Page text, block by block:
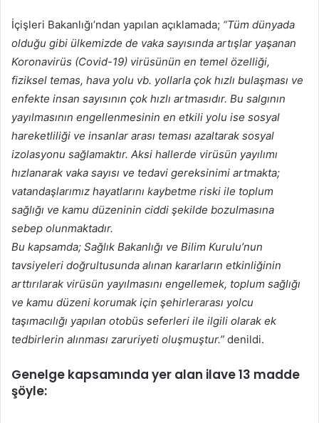
İçişleri Bakanlığı’ndan yapılan açıklamada; “Tüm dünyada
olduğu gibi ülkemizde de vaka sayısında artışlar yaşanan
Koronavirüs (Covid-19) virüsünün en temel özelliği,
fiziksel temas, hava yolu vb. yollarla çok hızlı bulaşması ve
enfekte insan sayısının çok hızlı artmasıdır. Bu salgının
yayılmasının engellenmesinin en etkili yolu ise sosyal
hareketliliği ve insanlar arası teması azaltarak sosyal
izolasyonu sağlamaktır. Aksi hallerde virüsün yayılımı
hızlanarak vaka sayısı ve tedavi gereksinimi artmakta;
vatandaşlarımız hayatlarını kaybetme riski ile toplum
sağlığı ve kamu düzeninin ciddi şekilde bozulmasına
sebep olunmaktadır.
Bu kapsamda; Sağlık Bakanlığı ve Bilim Kurulu’nun
tavsiyeleri doğrultusunda alınan kararların etkinliğinin
arttırılarak virüsün yayılmasını engellemek, toplum sağlığı
ve kamu düzeni korumak için şehirlerarası yolcu
taşımacılığı yapılan otobüs seferleri ile ilgili olarak ek
tedbirlerin alınması zaruriyeti oluşmuştur.” denildi.
Genelge kapsamında yer alan ilave 13 madde
şöyle: